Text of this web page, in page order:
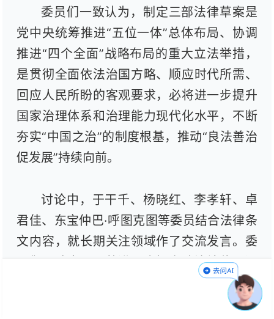
委员们一致认为，制定三部法律草案是
党中央统筹推进“五位一体”总体布局、协调
推进“四个全面”战略布局的重大立法举措，
是贯彻全面依法治国方略、顺应时代所需、
回应人民所盼的客观要求，必将进一步提升
国家治理体系和治理能力现代化水平，不断
夯实“中国之治”的制度根基，推动“良法善治
促发展”持续向前。
讨论中，于干千、杨晓红、李孝轩、卓
君佳、东宝仲巴·呼图克图等委员结合法律条
文内容，就长期关注领域作了交流发言。委
员们一致表示，将进一步提高政治站位，深
化对三部法律重要性、必要性的认识，深刻
理解国家在经济社会、文化生态、民生保